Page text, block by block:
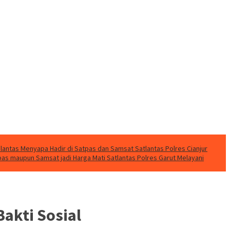
Menyapa Hadir di Satpas dan Samsat Satlantas Polres Cianjur
maupun Samsat jadi Harga Mati Satlantas Polres Garut Melayani
Sosial